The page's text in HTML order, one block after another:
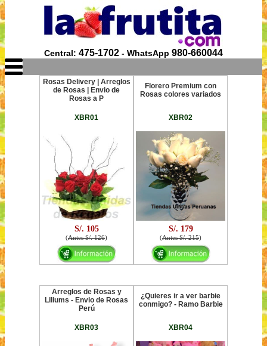
Central: 475-1702 - WhatsApp 980-660044
Rosas Delivery | Arreglos
de Rosas | Envio de
Rosas a P
XBR01
S/. 105
(Antes S/. 126)
Florero Premium con
Rosas colores variados
XBR02
S/. 179
(Antes S/. 215)
Arreglos de Rosas y
Liliums - Envio de Rosas
Perú
XBR03
¿Quieres ir a ver barbie
conmigo? - Ramo Barbie
XBR04